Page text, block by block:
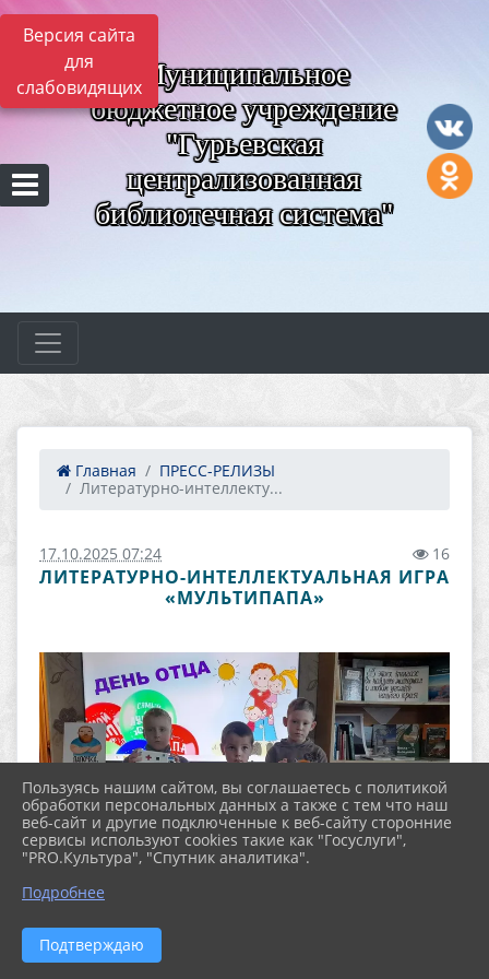
Версия сайта
для
слабовидящих Муниципальное
бюджетное учреждение
"Гурьевская
централизованная
библиотечная система"
Главная
ПРЕСС-РЕЛИЗЫ
Литературно-интеллекту...
17.10.2025 07:24 16
ЛИТЕРАТУРНО-ИНТЕЛЛЕКТУАЛЬНАЯ ИГРА
«МУЛЬТИПАПА»
Пользуясь нашим сайтом, вы соглашаетесь с политикой
обработки персональных данных а также с тем что наш
веб-сайт и другие подключенные к веб-сайту сторонние
сервисы используют cookies такие как "Госуслуги",
"PRO.Культура", "Спутник аналитика".
Подробнее
Подтверждаю